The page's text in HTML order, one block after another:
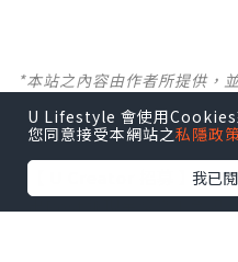
*本站之內容由作者所提供，
任。
【 U Creator 招募 】
出Post賺現金獎賞 l登記
U Lifestyle 會使用Cookies
您同意接受本網站之私隱政
我已